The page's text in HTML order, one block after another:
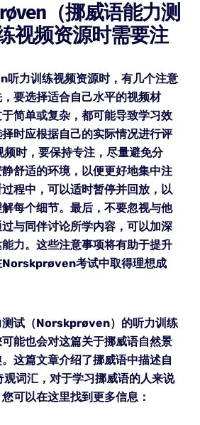
（挪威语能力测
视频资源时需要注
力训练视频资源时，有几个注意
要选择适合自己水平的视频材
简单或复杂，都可能导致学习效
时应根据自己的实际情况进行评
频时，要保持专注，尽量避免分
舒适的环境，以便更好地集中注
程中，可以适时暂停并回放，以
每个细节。最后，不要忽视与他
与同伴讨论所学内容，可以加深
力。这些注意事项将有助于提升
Norskprøven考试中取得理想成
测试（Norskprøven）的听力训练
能也会对这篇关于挪威语自然景
这篇文章介绍了挪威语中描述自
词汇，对于学习挪威语的人来说
可以在这里找到更多信息：